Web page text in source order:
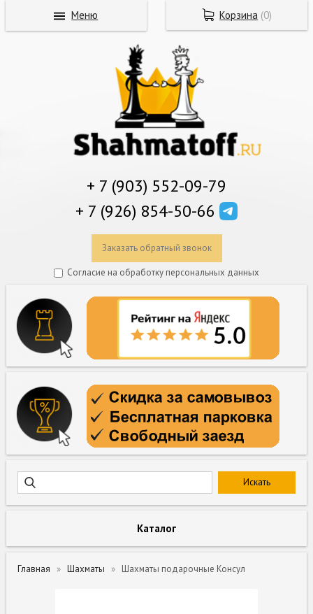
+ 7 (903) 552-09-79
+ 7 (926) 854-50-66
Заказать обратный звонок
Согласие на обработку персональных данных
Каталог
Главная Шахматы Шахматы подарочные Консул
Корзина (0)
Меню